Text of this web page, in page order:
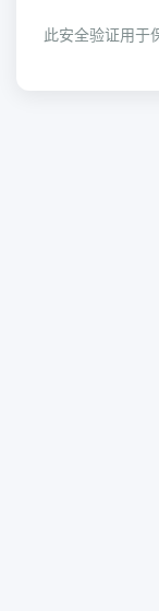
此安全验证用于